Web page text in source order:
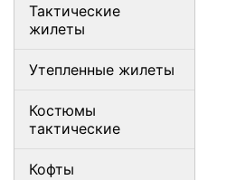
Тактические
жилеты
Утепленные жилеты
Костюмы
тактические
Кофты